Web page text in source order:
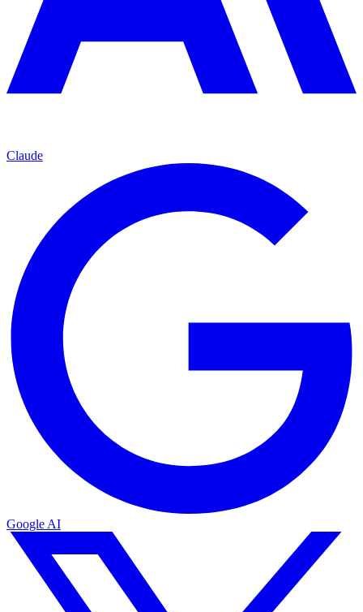
Claude
Google AI